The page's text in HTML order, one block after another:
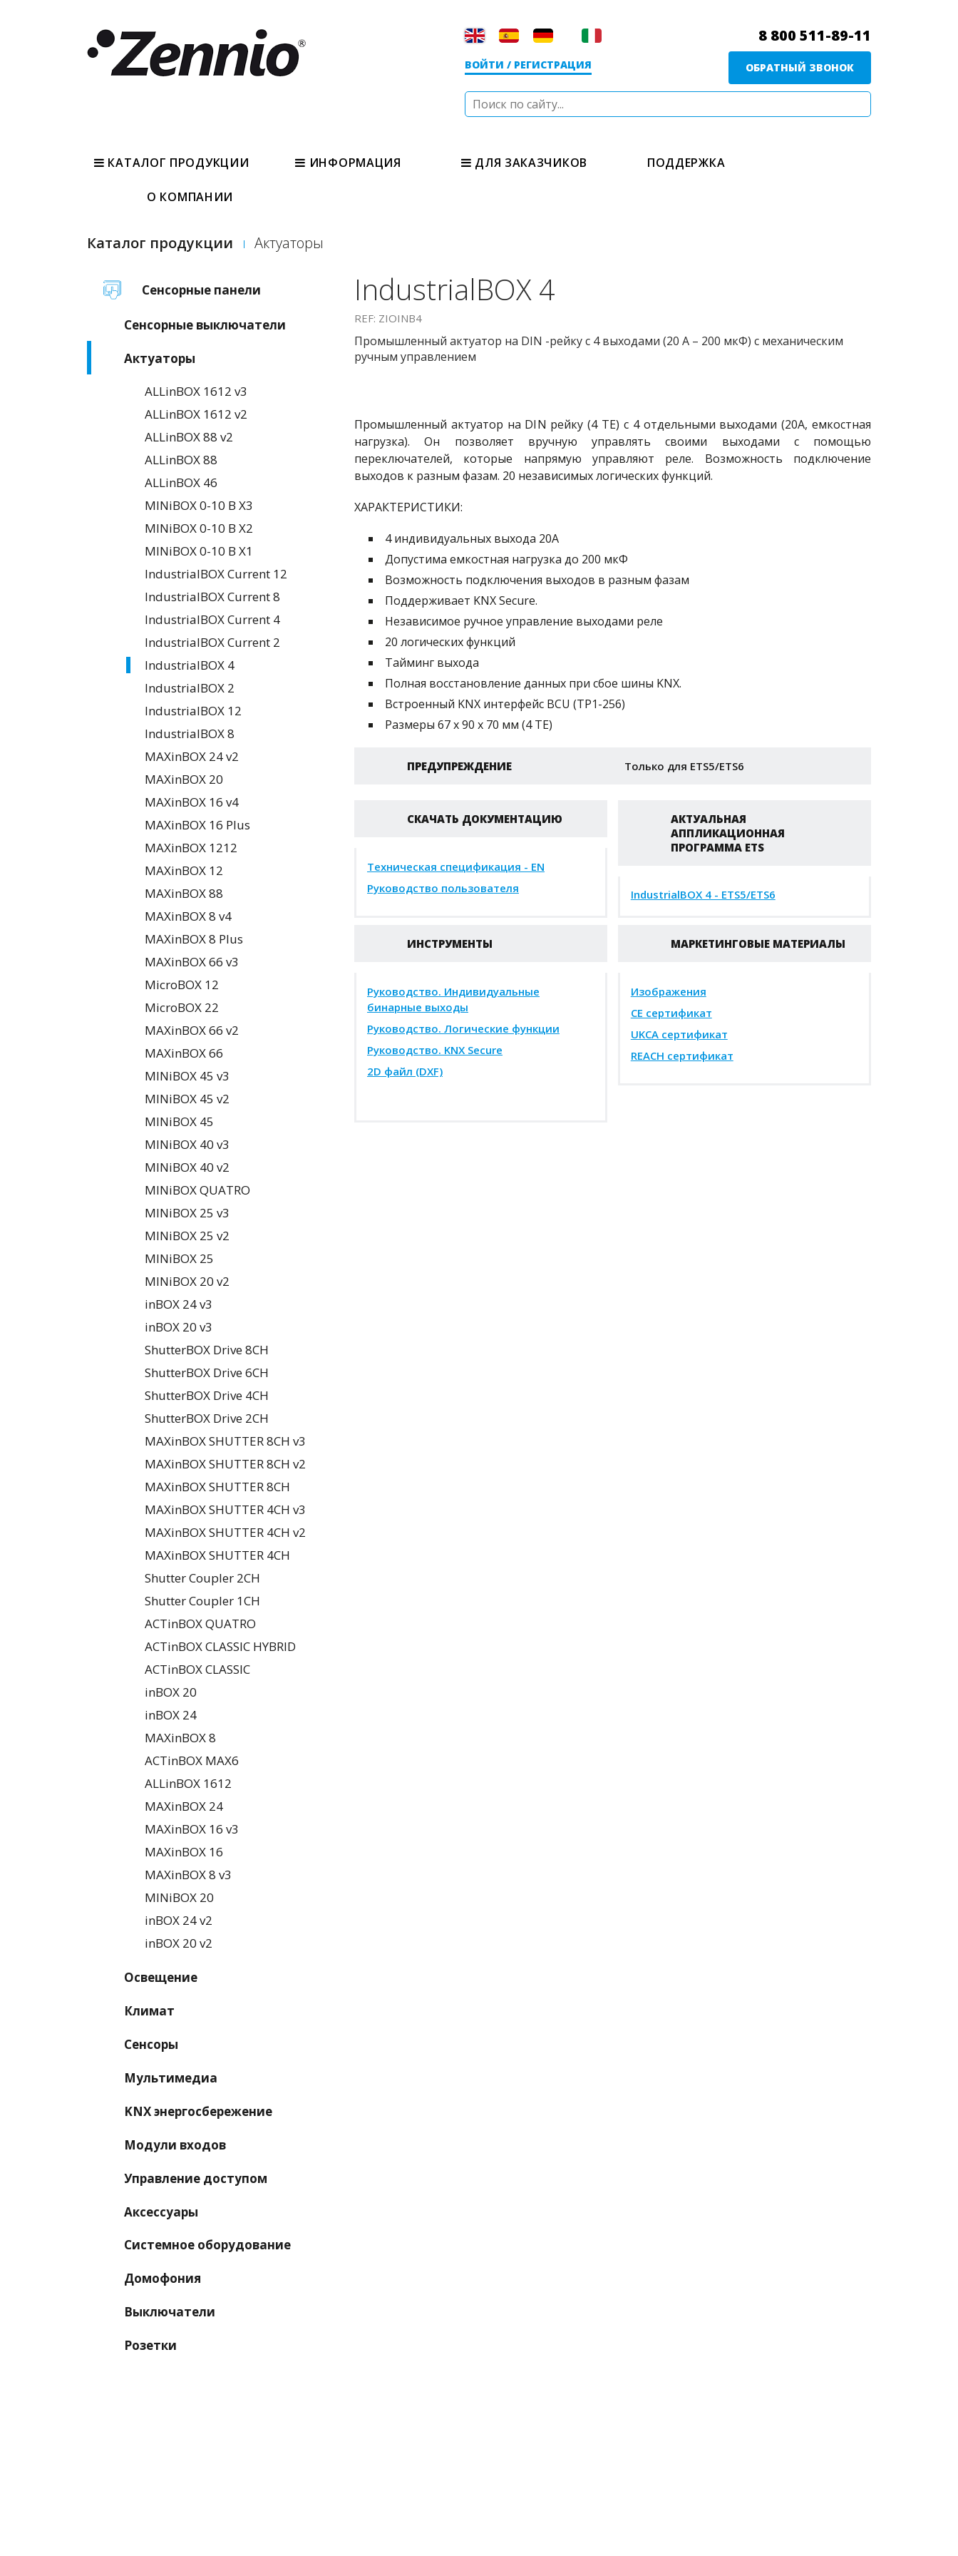
ВОЙТИ / РЕГИСТРАЦИЯ
8 800 511-89-11
ОБРАТНЫЙ ЗВОНОК
КАТАЛОГ ПРОДУКЦИИ ИНФОРМАЦИЯ ДЛЯ ЗАКАЗЧИКОВ ПОДДЕРЖКА
О КОМПАНИИ
Каталог продукции Актуаторы
Сенсорные панели
Сенсорные выключатели
Актуаторы
ALLinBOX 1612 v3
ALLinBOX 1612 v2
ALLinBOX 88 v2
ALLinBOX 88
ALLinBOX 46
MINiBOX 0-10 В X3
MINiBOX 0-10 В X2
MINiBOX 0-10 В X1
IndustrialBOX Current 12
IndustrialBOX Current 8
IndustrialBOX Current 4
IndustrialBOX Current 2
IndustrialBOX 4
IndustrialBOX 2
IndustrialBOX 12
IndustrialBOX 8
MAXinBOX 24 v2
MAXinBOX 20
MAXinBOX 16 v4
MAXinBOX 16 Plus
MAXinBOX 1212
MAXinBOX 12
MAXinBOX 88
MAXinBOX 8 v4
MAXinBOX 8 Plus
MAXinBOX 66 v3
MicroBOX 12
MicroBOX 22
MAXinBOX 66 v2
MAXinBOX 66
MINiBOX 45 v3
MINiBOX 45 v2
MINiBOX 45
MINiBOX 40 v3
MINiBOX 40 v2
MINiBOX QUATRO
MINiBOX 25 v3
MINiBOX 25 v2
MINiBOX 25
MINiBOX 20 v2
inBOX 24 v3
inBOX 20 v3
ShutterBOX Drive 8CH
ShutterBOX Drive 6CH
ShutterBOX Drive 4CH
ShutterBOX Drive 2CH
MAXinBOX SHUTTER 8CH v3
MAXinBOX SHUTTER 8CH v2
MAXinBOX SHUTTER 8CH
MAXinBOX SHUTTER 4CH v3
MAXinBOX SHUTTER 4CH v2
MAXinBOX SHUTTER 4CH
Shutter Coupler 2CH
Shutter Coupler 1CH
ACTinBOX QUATRO
ACTinBOX CLASSIC HYBRID
ACTinBOX CLASSIC
inBOX 20
inBOX 24
MAXinBOX 8
ACTinBOX MAX6
ALLinBOX 1612
MAXinBOX 24
MAXinBOX 16 v3
MAXinBOX 16
MAXinBOX 8 v3
MINiBOX 20
inBOX 24 v2
inBOX 20 v2
Освещение
Климат
Сенсоры
Мультимедиа
KNX энергосбережение
Модули входов
Управление доступом
Аксессуары
Системное оборудование
Домофония
Выключатели
Розетки
IndustrialBOX 4
REF: ZIOINB4
Промышленный актуатор на DIN -рейку с 4 выходами (20 А – 200 мкФ) с механическим
ручным управлением
Промышленный актуатор на DIN рейку (4 ТЕ) с 4 отдельными выходами (20A, емкостная
нагрузка).Он позволяет вручную управлять своими выходами с помощью
переключателей, которые напрямую управляют реле. Возможность подключение
выходов к разным фазам. 20 независимых логических функций.
ХАРАКТЕРИСТИКИ:
4 индивидуальных выхода 20А
Допустима емкостная нагрузка до 200 мкФ
Возможность подключения выходов в разным фазам
Поддерживает KNX Secure.
Независимое ручное управление выходами реле
20 логических функций
Тайминг выхода
Полная восстановление данных при сбое шины KNX.
Встроенный KNX интерфейс BCU (TP1-256)
Размеры 67 x 90 x 70 мм (4 TE)
ПРЕДУПРЕЖДЕНИЕ Только для ETS5/ETS6
СКАЧАТЬ ДОКУМЕНТАЦИЮ
Техническая спецификация - EN
Руководство пользователя
ИНСТРУМЕНТЫ
Руководство. Индивидуальные
бинарные выходы
Руководство. Логические функции
Руководство. KNX Secure
2D файл (DXF)
АКТУАЛЬНАЯ
АППЛИКАЦИОННАЯ
ПРОГРАММА ETS
IndustrialBOX 4 - ETS5/ETS6
МАРКЕТИНГОВЫЕ МАТЕРИАЛЫ
Изображения
CE сертификат
UKCA сертификат
REACH сертификат